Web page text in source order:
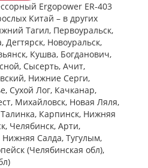
Ergopower ER-403
Китай – в других
Тагил, Первоуральск,
Дегтярск, Новоуральск,
Кушва, Богданович,
Сысерть, Ачит,
Нижние Cерги,
Сухой Лог, Качканар,
Михайловск, Новая Ляля,
Карпинск, Нижняя
Челябинск, Арти,
Нижняя Салда, Тугулым,
(Челябинская обл),